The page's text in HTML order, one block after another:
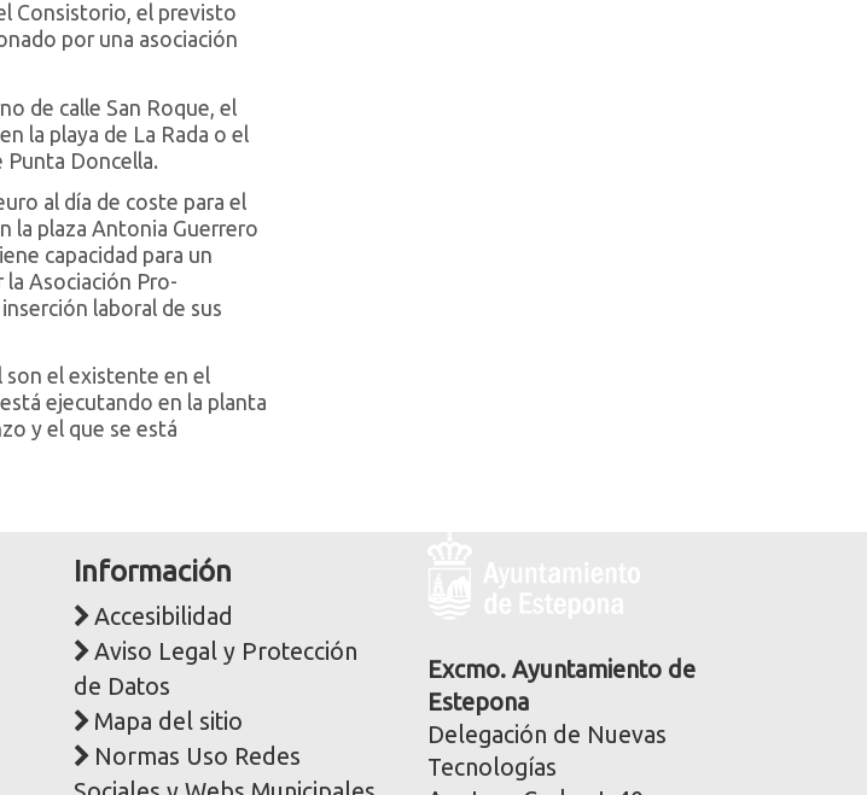
Consistorio, el previsto
por una asociación
de calle San Roque, el
la playa de La Rada o el
Doncella.
al día de coste para el
la plaza Antonia Guerrero
capacidad para un
Asociación Pro-
laboral de sus
son el existente en el
ejecutando en la planta
y el que se está
Información
Accesibilidad
Aviso Legal y Protección
de Datos
Mapa del sitio
Normas Uso Redes
corporativa
Excmo. Ayuntamiento de
Estepona
Delegación de Nuevas
Tecnologías